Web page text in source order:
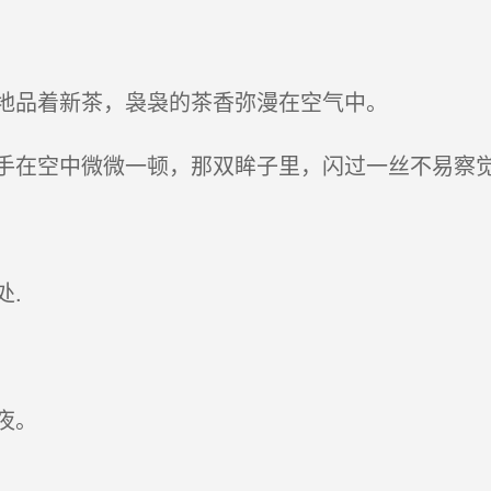
着新茶，袅袅的茶香弥漫在空气中。
空中微微一顿，那双眸子里，闪过一丝不易察觉
.